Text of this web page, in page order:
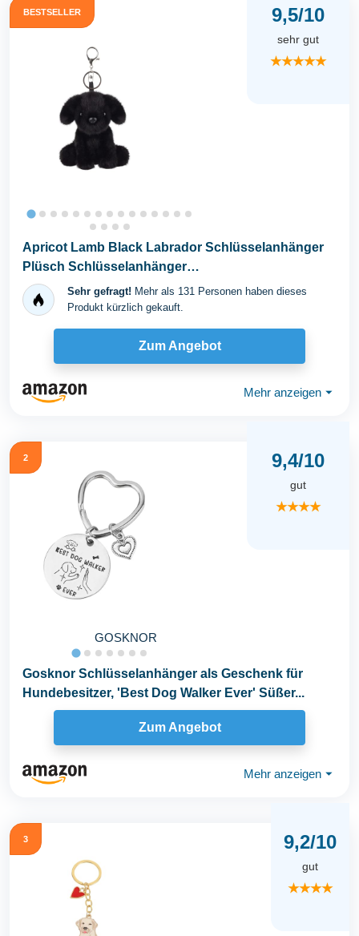
BESTSELLER 9,5/10
sehr gut
★★★★★
Apricot Lamb Black Labrador Schlüsselanhänger
Plüsch Schlüsselanhänger
Glücksbringer,Geschenke...
Sehr gefragt! Mehr als 131 Personen haben dieses
Produkt kürzlich gekauft.
Zum Angebot
Mehr anzeigen ⏷
2
GOSKNOR
9,4/10
gut
★★★★
Gosknor Schlüsselanhänger als Geschenk für
Hundebesitzer, 'Best Dog Walker Ever' Süßer...
Zum Angebot
Mehr anzeigen ⏷
3 9,2/10
gut
★★★★